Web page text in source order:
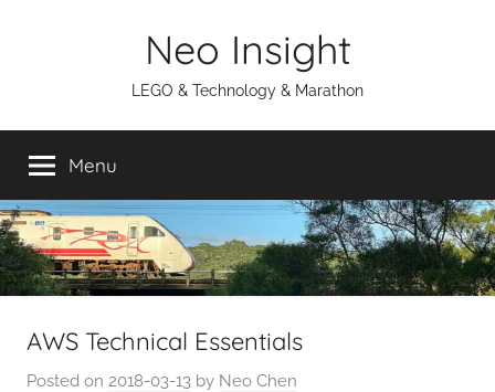
Neo Insight
LEGO & Technology & Marathon
Menu
AWS Technical Essentials
Posted on 2018-03-13 by Neo Chen